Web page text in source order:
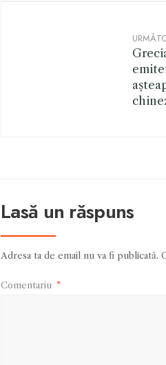
Lasă un răspuns
Adresa ta de email nu va fi publicată.
Comentariu *